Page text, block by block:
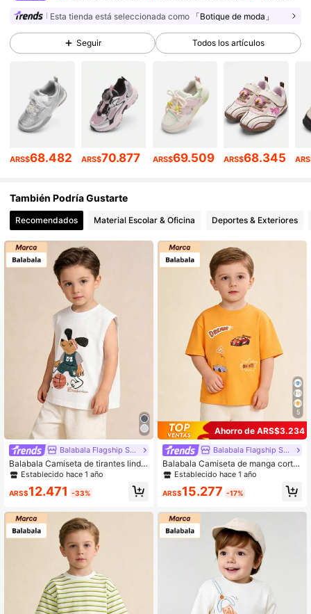
4,93 193K Seguidores
4,93 193K Seguidores
4,93 193K Seguidores
4,93 193K Seguidores
4,93 193K Seguidores
4,93 193K Seguidores
Esta tienda está seleccionada como 「Botique de moda」
Seguir Todos los artículos
ARS$68.482 ARS$70.877 ARS$69.509 ARS$68.345
También Podría Gustarte
Recomendados Material Escolar & Oficina Deportes & Exteriores
Balabala Flagship Store
Balabala Camiseta de tirantes linda
con estampado de dibujos animado
n la piel
Establecido hace 1 año
ARS$12.471 -33%
5
Ahorro de ARS$3.234
Balabala Flagship Store
Balabala Camiseta de manga corta
con gráfico de coche colorido para
Establecido hace 1 año
ARS$15.277 -17%